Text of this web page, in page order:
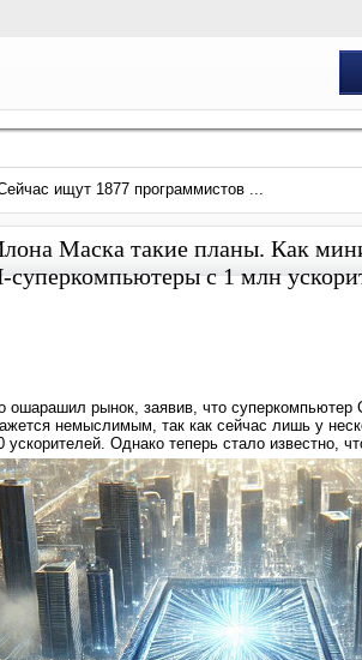
ищут 1877 программистов ...
Маска такие планы. Как
суперкомпьютеры с 1 млн
ошарашил рынок, заявив, что суперкомпьютер
немыслимым, так как сейчас лишь у
ускорителей. Однако теперь стало известно,